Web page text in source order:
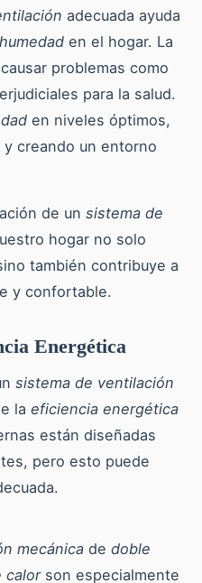
adecuada ayuda
humedad en el hogar. La
problemas como
para la salud.
en niveles óptimos,
creando un entorno
de un sistema de
hogar no solo
también contribuye a
y confortable.
Energética
sistema de ventilación
la eficiencia energética
están diseñadas
pero esto puede
mecánica de doble
calorson especialmente